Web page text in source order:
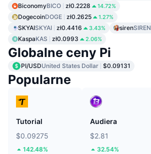
BiconomyBICO zł0.2228 14.72%
DogecoinDOGE zł0.2625 1.27%
SKYAISKYAI zł0.4416 3.43% sirenSIREN
KaspaKAS zł0.0993 2.06%
Globalne ceny Pi
PI/USDUnited States Dollar $0.09131
Popularne
Tutorial
$0.09275
142.48%
Audiera
$2.81
32.54%